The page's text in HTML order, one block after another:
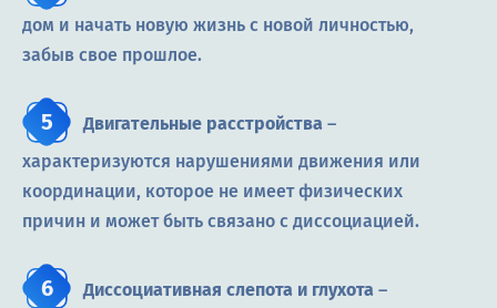
дом и начать новую жизнь с новой личностью,
забыв свое прошлое.
Двигательные расстройства –
характеризуются нарушениями движения или
координации, которое не имеет физических
причин и может быть связано с диссоциацией.
Диссоциативная слепота и глухота –